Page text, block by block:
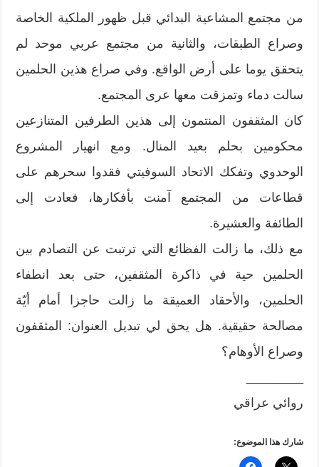
من مجتمع المشاعية البدائي قبل ظهور الملكية الخاصة
وصراع الطبقات، والثانية من مجتمع عربي موحد لم
يتحقق يوما على أرض الواقع. وفي صراع هذين الحلمين
سالت دماء وتمزقت معها عرى المجتمع.
كان المثقفون المنتمون إلى هذين الطرفين المتنازعين
محكومين بحلم بعيد المنال. ومع انهيار المشروع
الوحدوي وتفكك الاتحاد السوفيتي فقدوا سحرهم على
قطاعات من المجتمع آمنت بأفكارها، فعادت إلى
الطائفة والعشيرة.
مع ذلك، ما زالت الفظائع التي ترتبت عن التصادم بين
الحلمين حية في ذاكرة المثقفين، حتى بعد انطفاء
الحلمين، والأحقاد العميقة ما زالت حاجزا أمام أيّة
مصالحة حقيقية. هل يحق لي تبديل العنوان: المثقفون
وصراع الأوهام؟
روائي عراقي
شارك هذا الموضوع: